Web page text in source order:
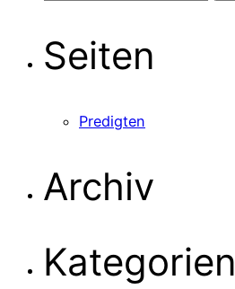
Seiten
Predigten
Archiv
Kategorien